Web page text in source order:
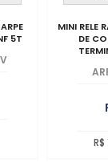
5T
MINI RELE
DE
R$